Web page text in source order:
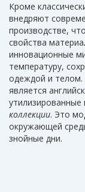
Кроме
внедряют
производстве,
свойства
инновационные
температуру,
одеждой и
является
коллекции. Это
окружающей
знойные дни.